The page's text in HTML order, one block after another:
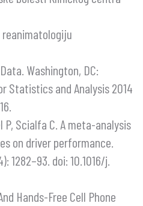
Washington, DC:
Statistics and Analysis 2014
P, Scialfa C. A meta-analysis
on driver performance.
1282–93. doi: 10.1016/j.
Hands-Free Cell Phone